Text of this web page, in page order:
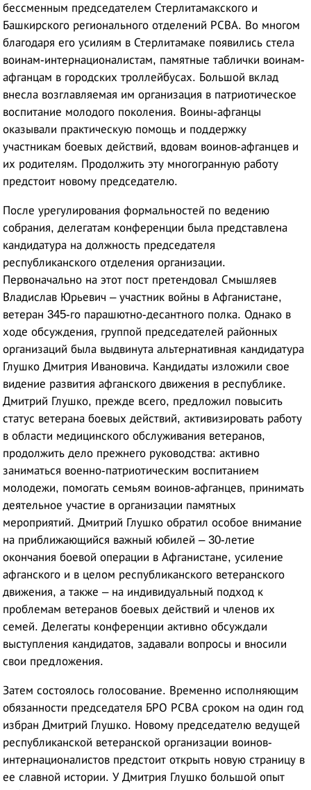
бессменным председателем Стерлитамакского и
Башкирского регионального отделений РСВА. Во многом
благодаря его усилиям в Стерлитамаке появились стела
воинам-интернационалистам, памятные таблички воинам-
афганцам в городских троллейбусах. Большой вклад
внесла возглавляемая им организация в патриотическое
воспитание молодого поколения. Воины-афганцы
оказывали практическую помощь и поддержку
участникам боевых действий, вдовам воинов-афганцев и
их родителям. Продолжить эту многогранную работу
предстоит новому председателю.
После урегулирования формальностей по ведению
собрания, делегатам конференции была представлена
кандидатура на должность председателя
республиканского отделения организации.
Первоначально на этот пост претендовал Смышляев
Владислав Юрьевич – участник войны в Афганистане,
ветеран 345-го парашютно-десантного полка. Однако в
ходе обсуждения, группой председателей районных
организаций была выдвинута альтернативная кандидатура
Глушко Дмитрия Ивановича. Кандидаты изложили свое
видение развития афганского движения в республике.
Дмитрий Глушко, прежде всего, предложил повысить
статус ветерана боевых действий, активизировать работу
в области медицинского обслуживания ветеранов,
продолжить дело прежнего руководства: активно
заниматься военно-патриотическим воспитанием
молодежи, помогать семьям воинов-афганцев, принимать
деятельное участие в организации памятных
мероприятий. Дмитрий Глушко обратил особое внимание
на приближающийся важный юбилей – 30-летие
окончания боевой операции в Афганистане, усиление
афганского и в целом республиканского ветеранского
движения, а также – на индивидуальный подход к
проблемам ветеранов боевых действий и членов их
семей. Делегаты конференции активно обсуждали
выступления кандидатов, задавали вопросы и вносили
свои предложения.
Затем состоялось голосование. Временно исполняющим
обязанности председателя БРО РСВА сроком на один год
избран Дмитрий Глушко. Новому председателю ведущей
республиканской ветеранской организации воинов-
интернационалистов предстоит открыть новую страницу в
ее славной истории. У Дмитрия Глушко большой опыт